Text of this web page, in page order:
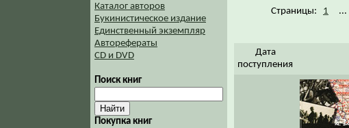
Каталог авторов
Букинистическое издание
Единственный экземпляр
Авторефераты
CD и DVD
Поиск книг
Покупка книг
Страницы: 1
Дата
поступления